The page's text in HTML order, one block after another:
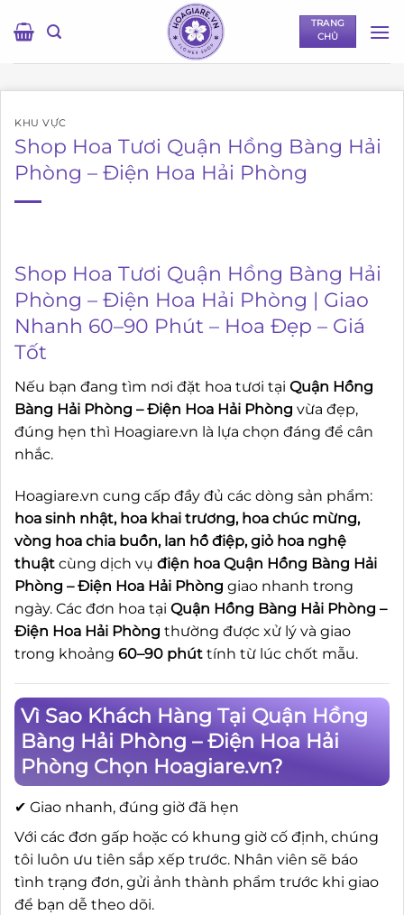
qua
TRANG
CHỦ
KHU VỰC
Shop Hoa Tươi Quận Hồng Bàng Hải
Phòng – Điện Hoa Hải Phòng
Shop Hoa Tươi Quận Hồng Bàng Hải
Phòng – Điện Hoa Hải Phòng | Giao
Nhanh 60–90 Phút – Hoa Đẹp – Giá
Tốt
Nếu bạn đang tìm nơi đặt hoa tươi tại Quận Hồng
Bàng Hải Phòng – Điện Hoa Hải Phòng vừa đẹp,
đúng hẹn thì Hoagiare.vn là lựa chọn đáng để cân
nhắc.
Hoagiare.vn cung cấp đầy đủ các dòng sản phẩm:
hoa sinh nhật, hoa khai trương, hoa chúc mừng,
vòng hoa chia buồn, lan hồ điệp, giỏ hoa nghệ
thuật cùng dịch vụ điện hoa Quận Hồng Bàng Hải
Phòng – Điện Hoa Hải Phòng giao nhanh trong
ngày. Các đơn hoa tại Quận Hồng Bàng Hải Phòng –
Điện Hoa Hải Phòng thường được xử lý và giao
trong khoảng 60–90 phút tính từ lúc chốt mẫu.
Vì Sao Khách Hàng Tại Quận Hồng
Bàng Hải Phòng – Điện Hoa Hải
Phòng Chọn Hoagiare.vn?
✔ Giao nhanh, đúng giờ đã hẹn
Với các đơn gấp hoặc có khung giờ cố định, chúng
tôi luôn ưu tiên sắp xếp trước. Nhân viên sẽ báo
tình trạng đơn, gửi ảnh thành phẩm trước khi giao
để bạn dễ theo dõi.